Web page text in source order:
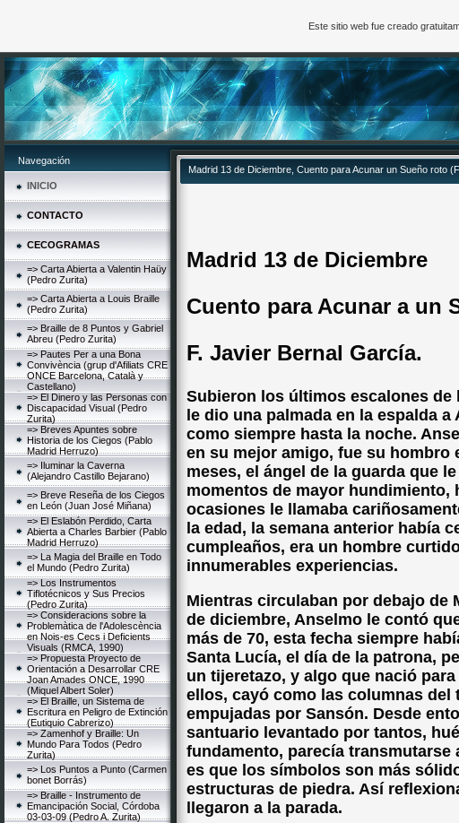
Navegación
INICIO
CONTACTO
CECOGRAMAS
=> Carta Abierta a Valentin Haüy
(Pedro Zurita)
=> Carta Abierta a Louis Braille
(Pedro Zurita)
=> Braille de 8 Puntos y Gabriel
Abreu (Pedro Zurita)
=> Pautes Per a una Bona
Convivència (grup d'Afiliats CRE
ONCE Barcelona, Català y
Castellano)
=> El Dinero y las Personas con
Discapacidad Visual (Pedro
Zurita)
=> Breves Apuntes sobre
Historia de los Ciegos (Pablo
Madrid Herruzo)
=> Iluminar la Caverna
(Alejandro Castillo Bejarano)
=> Breve Reseña de los Ciegos
en León (Juan José Miñana)
=> El Eslabón Perdido, Carta
Abierta a Charles Barbier (Pablo
Madrid Herruzo)
=> La Magia del Braille en Todo
el Mundo (Pedro Zurita)
=> Los Instrumentos
Tiflotécnicos y Sus Precios
(Pedro Zurita)
=> Consideracions sobre la
Problemàtica de l'Adolescència
en Nois-es Cecs i Deficients
Visuals (RMCA, 1990)
=> Propuesta Proyecto de
Orientación a Desarrollar CRE
Joan Amades ONCE, 1990
(Miquel Albert Soler)
=> El Braille, un Sistema de
Escritura en Peligro de Extinción
(Eutiquio Cabrerizo)
=> Zamenhof y Braille: Un
Mundo Para Todos (Pedro
Zurita)
=> Los Puntos a Punto (Carmen
bonet Borrás)
=> Braille - Instrumento de
Emancipación Social, Córdoba
03-03-09 (Pedro A. Zurita)
Madrid 13 de Diciembre, Cuento para Acunar un Sueño roto
Madrid 13 de Diciembre
Cuento para Acunar a un
F. Javier Bernal García.
Subieron los últimos escalones de
le dio una palmada en la espalda
como siempre hasta la noche.
en su mejor amigo, fue su
meses, el ángel de la guarda que
momentos de mayor hundimiento,
ocasiones le llamaba
la edad, la semana anterior había
cumpleaños, era un hombre
innumerables experiencias.
Mientras circulaban por debajo de
de diciembre, Anselmo le contó
más de 70, esta fecha siempre
Santa Lucía, el día de la patrona,
un tijeretazo, y algo que nació
ellos, cayó como las columnas
empujadas por Sansón. Desde
santuario levantado por tantos,
fundamento, parecía transmutarse
es que los símbolos son más
estructuras de piedra. Así
llegaron a la parada.
Este sitio web fue creado